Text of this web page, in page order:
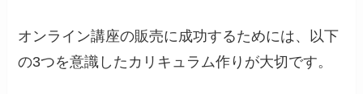
オンライン講座の販売に成功するためには、以下
の3つを意識したカリキュラム作りが大切です。